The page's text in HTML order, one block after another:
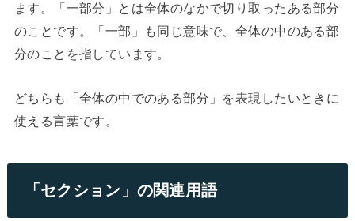
ます。「一部分」とは全体のなかで切り取ったある部分
のことです。「一部」も同じ意味で、全体の中のある部
分のことを指しています。
どちらも「全体の中でのある部分」を表現したいときに
使える言葉です。
「セクション」の関連用語